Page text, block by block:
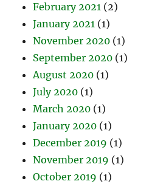
February 2021 (2)
January 2021 (1)
November 2020 (1)
September 2020 (1)
August 2020 (1)
July 2020 (1)
March 2020 (1)
January 2020 (1)
December 2019 (1)
November 2019 (1)
October 2019 (1)